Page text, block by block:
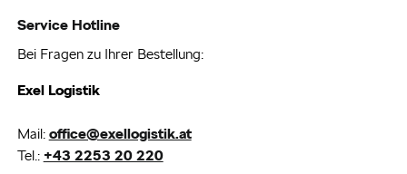
Service Hotline
Bei Fragen zu Ihrer Bestellung:
Exel Logistik
Mail: office@exellogistik.at
Tel.: +43 2253 20 220